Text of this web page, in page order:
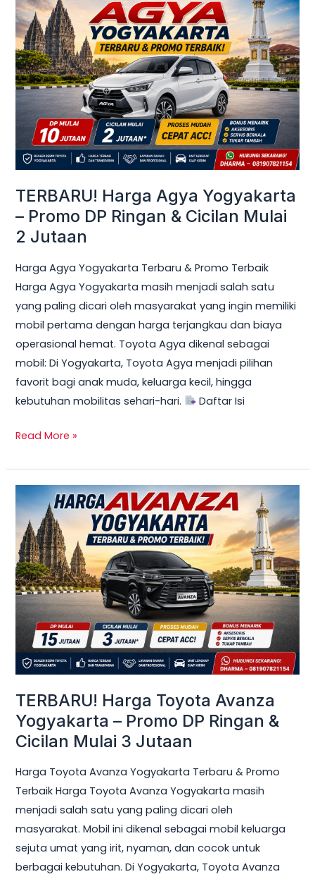
TERBARU! Harga Agya Yogyakarta
– Promo DP Ringan & Cicilan Mulai
2 Jutaan
Harga Agya Yogyakarta Terbaru & Promo Terbaik
Harga Agya Yogyakarta masih menjadi salah satu
yang paling dicari oleh masyarakat yang ingin memiliki
mobil pertama dengan harga terjangkau dan biaya
operasional hemat. Toyota Agya dikenal sebagai
mobil: Di Yogyakarta, Toyota Agya menjadi pilihan
favorit bagi anak muda, keluarga kecil, hingga
kebutuhan mobilitas sehari-hari.
Daftar Isi
Harga
Agya
Yogyakarta
–
Promo
DP
Ringan
Cicilan
2
Jutaan
Read More »
TERBARU! Harga Toyota Avanza
Yogyakarta – Promo DP Ringan &
Cicilan Mulai 3 Jutaan
Harga Toyota Avanza Yogyakarta Terbaru & Promo
Terbaik Harga Toyota Avanza Yogyakarta masih
menjadi salah satu yang paling dicari oleh
masyarakat. Mobil ini dikenal sebagai mobil keluarga
sejuta umat yang irit, nyaman, dan cocok untuk
berbagai kebutuhan. Di Yogyakarta, Toyota Avanza
TERBARU!
Harga
Toyota
Avanza
Yogyakarta
–
Promo
DP
Ringan
&
Mulai
3
Jutaan